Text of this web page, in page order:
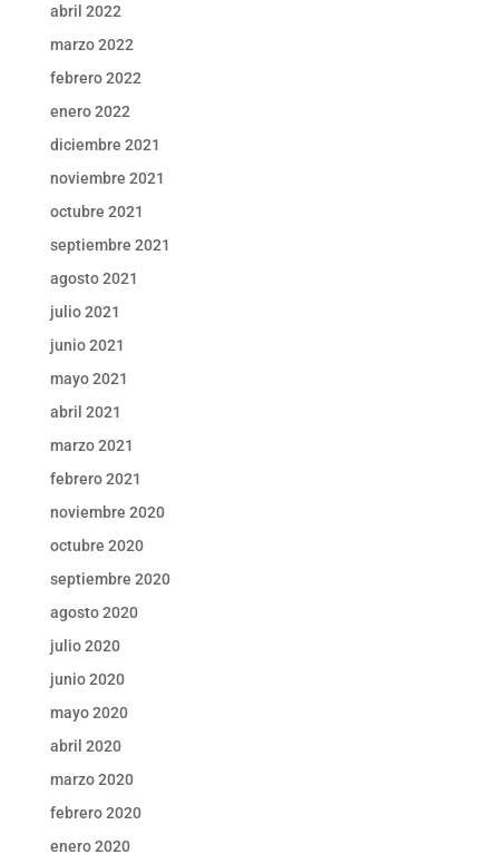
abril 2022
marzo 2022
febrero 2022
enero 2022
diciembre 2021
noviembre 2021
octubre 2021
septiembre 2021
agosto 2021
julio 2021
junio 2021
mayo 2021
abril 2021
marzo 2021
febrero 2021
noviembre 2020
octubre 2020
septiembre 2020
agosto 2020
julio 2020
junio 2020
mayo 2020
abril 2020
marzo 2020
febrero 2020
enero 2020